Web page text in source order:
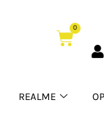
0
Cart
REALME